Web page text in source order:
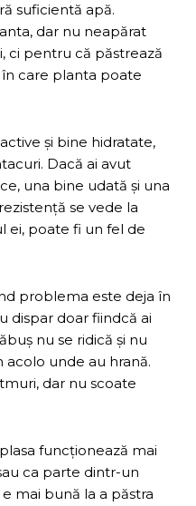
suficientă apă.
dar nu neapărat
ci pentru că păstrează
care planta poate
și bine hidratate,
Dacă ai avut
una bine udată și una
se vede la
ei, poate fi un fel de
problema este deja în
dispar doar fiindcă ai
nu se ridică și nu
acolo unde au hrană.
dar nu scoate
funcționează mai
ca parte dintr-un
mai bună la a păstra